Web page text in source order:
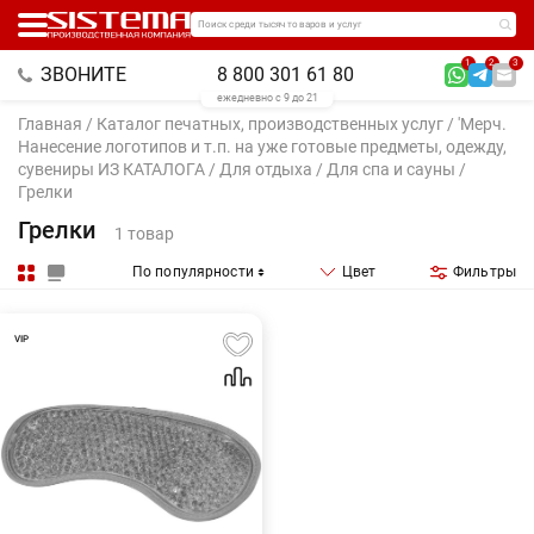
Поиск среди тысяч товаров и услуг
ЗВОНИТЕ 8 800 301 61 80
1 2 3
ежедневно с 9 до 21
Главная / Каталог печатных, производственных услуг / 'Мерч.
Нанесение логотипов и т.п. на уже готовые предметы, одежду,
сувениры ИЗ КАТАЛОГА / Для отдыха / Для спа и сауны /
Грелки
Грелки 1 товар
По популярности Цвет Фильтры
VIP